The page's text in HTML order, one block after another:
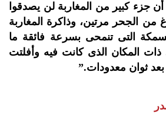
جزء كبير من المغاربة لن يصدقوا
من الجحر مرتين، وذاكرة المغاربة
التى تنمحى بسرعة فائقة ما
ذات المكان الذى كانت فيه وأفلتت
بعد ثوان معدودات.”